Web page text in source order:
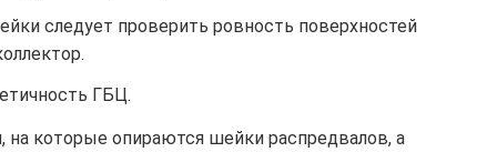
следует проверить ровность поверхностей
ГБЦ.
на которые опираются шейки распредвалов, а